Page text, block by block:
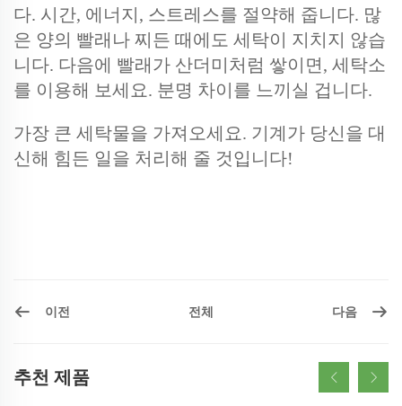
다. 시간, 에너지, 스트레스를 절약해 줍니다. 많
은 양의 빨래나 찌든 때에도 세탁이 지치지 않습
니다. 다음에 빨래가 산더미처럼 쌓이면, 세탁소
를 이용해 보세요. 분명 차이를 느끼실 겁니다.
가장 큰 세탁물을 가져오세요. 기계가 당신을 대
신해 힘든 일을 처리해 줄 것입니다!
이전 전체 다음
추천 제품